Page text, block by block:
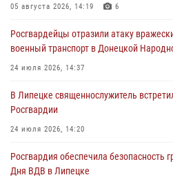
03 августа 2026, 13:17
05 августа 2026, 14:19 6
Росгвардейцы отразили атаку
военный транспорт в Донецкой
24 июля 2026, 14:37
В Липецке священнослужитель
Росгвардии
24 июля 2026, 14:20
Росгвардия обеспечила безопасность
Дня ВДВ в Липецке